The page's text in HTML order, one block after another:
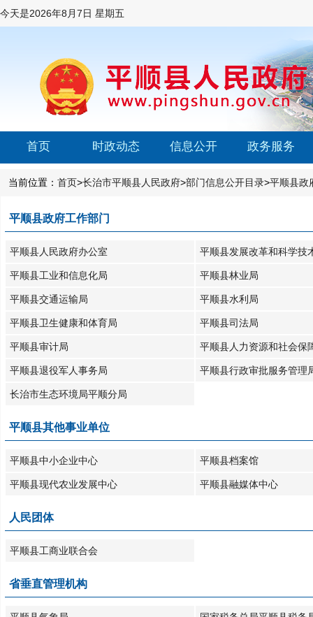
今天是2026年8月7日 星期五
首页 时政动态 信息公开 政务服务
当前位置： 首页>长治市平顺县人民政府>部门信息公开目录>平顺县政
平顺县政府工作部门
平顺县人民政府办公室 平顺县发展改革和科学技
平顺县工业和信息化局 平顺县林业局
平顺县交通运输局 平顺县水利局
平顺县卫生健康和体育局 平顺县司法局
平顺县审计局 平顺县人力资源和社会保
平顺县退役军人事务局 平顺县行政审批服务管理
长治市生态环境局平顺分局
平顺县其他事业单位
平顺县中小企业中心 平顺县档案馆
平顺县现代农业发展中心 平顺县融媒体中心
人民团体
平顺县工商业联合会
省垂直管理机构